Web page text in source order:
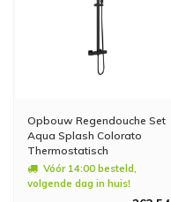
Opbouw Regendouche Set
Aqua Splash Colorato
Thermostatisch
Hoofddouche 20 cm
Vierkant Mat Zwart
Vóór 14:00 besteld,
volgende dag in huis!